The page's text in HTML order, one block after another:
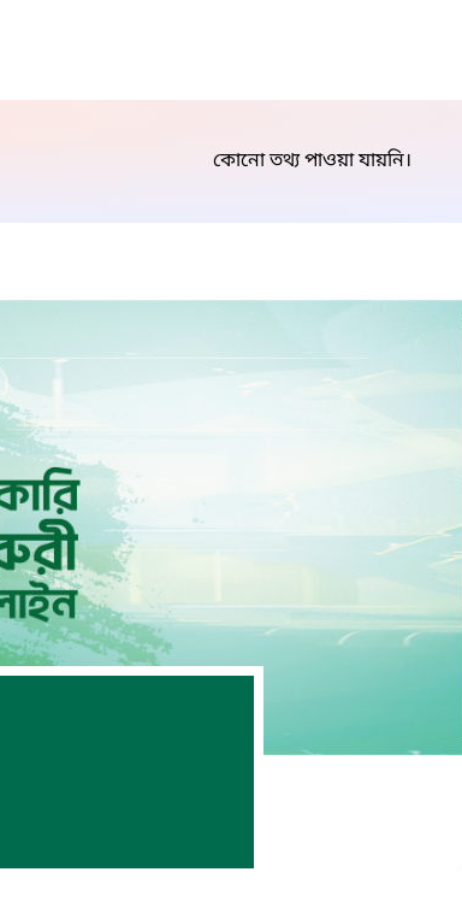
কোনো তথ্য পাওয়া যায়নি।